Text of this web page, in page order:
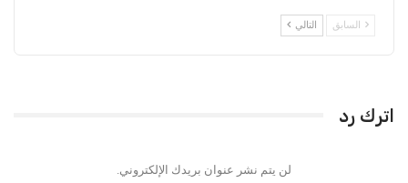
السابق التالي
اترك رد
لن يتم نشر عنوان بريدك الإلكتروني.